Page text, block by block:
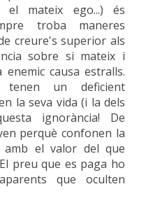
mateix ego...) és
troba maneres
creure's superior als
sobre si mateix i
causa estralls.
tenen un deficient
la seva vida (i la dels
ignorància! De
perquè confonen la
amb el valor del que
preu que es paga ho
que oculten